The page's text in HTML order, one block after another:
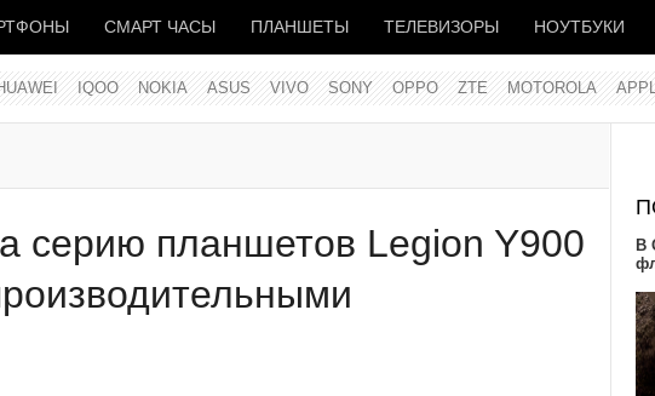
СМАРТ ЧАСЫ ПЛАНШЕТЫ ТЕЛЕВИЗОРЫ НОУТБУКИ
IQOO NOKIA ASUS VIVO SONY OPPO ZTE MOTOROLA
серию планшетов Legion Y900
В